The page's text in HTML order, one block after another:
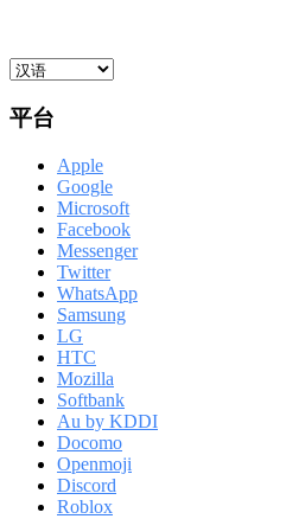
平台
Apple
Google
Microsoft
Facebook
Messenger
Twitter
WhatsApp
Samsung
LG
HTC
Mozilla
Softbank
Au by KDDI
Docomo
Openmoji
Discord
Roblox